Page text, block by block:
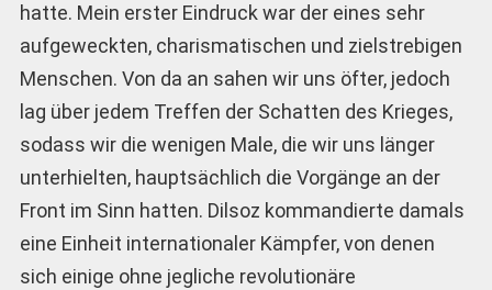
hatte. Mein erster Eindruck war der eines sehr
aufgeweckten, charismatischen und zielstrebigen
Menschen. Von da an sahen wir uns öfter, jedoch
lag über jedem Treffen der Schatten des Krieges,
sodass wir die wenigen Male, die wir uns länger
unterhielten, hauptsächlich die Vorgänge an der
Front im Sinn hatten. Dilsoz kommandierte damals
eine Einheit internationaler Kämpfer, von denen
sich einige ohne jegliche revolutionäre